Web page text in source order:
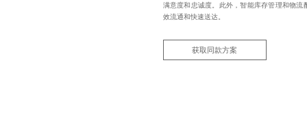
满意度和忠诚度。此外，智能库存管理和物流
效流通和快速送达。
获取同款方案